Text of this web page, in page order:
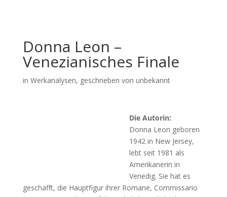
Donna Leon –
Venezianisches Finale
in Werkanalysen, geschrieben von unbekannt
Die Autorin:
Donna Leon geboren
1942 in New Jersey,
lebt seit 1981 als
Amerikanerin in
Venedig. Sie hat es
geschafft, die Hauptfigur ihrer Romane, Commissario